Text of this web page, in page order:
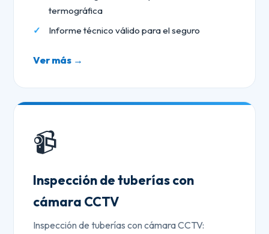
termográfica
Informe técnico válido para el seguro
Ver más →
📹
Inspección de tuberías con
cámara CCTV
Inspección de tuberías con cámara CCTV: